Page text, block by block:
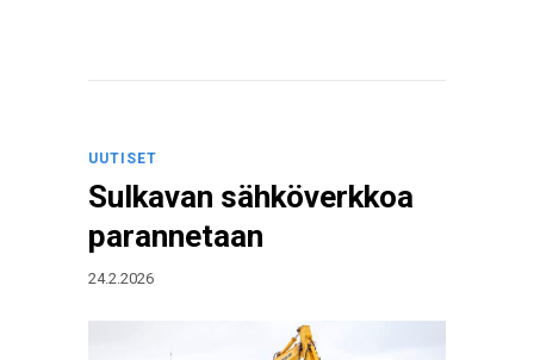
UUTISET
Sulkavan sähköverkkoa
parannetaan
24.2.2026